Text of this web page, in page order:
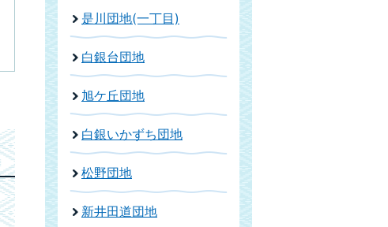
是川団地(一丁目)
白銀台団地
旭ケ丘団地
白銀いかずち団地
松野団地
新井田道団地